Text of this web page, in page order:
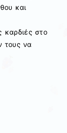
και
καρδιές στο
τους να